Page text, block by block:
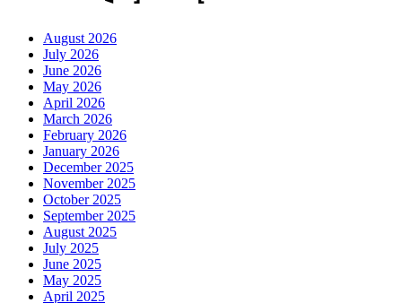
August 2026
July 2026
June 2026
May 2026
April 2026
March 2026
February 2026
January 2026
December 2025
November 2025
October 2025
September 2025
August 2025
July 2025
June 2025
May 2025
April 2025